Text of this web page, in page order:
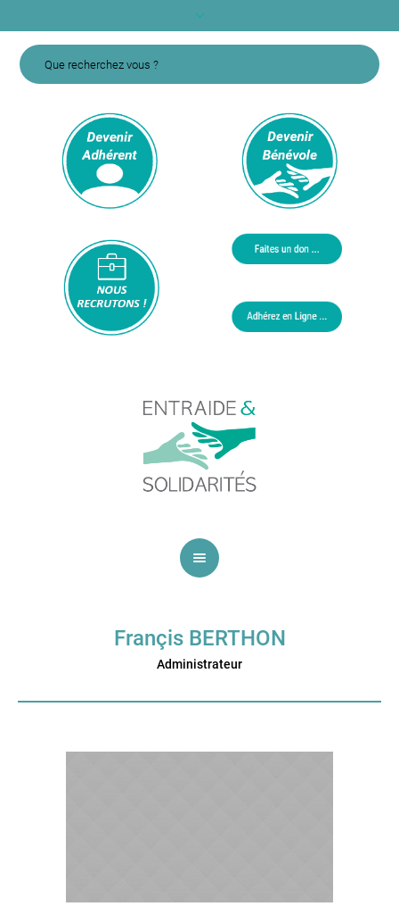
Françis BERTHON
Administrateur